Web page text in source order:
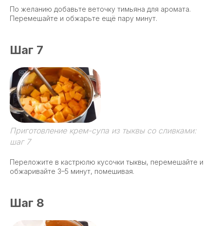
По желанию добавьте веточку тимьяна для аромата.
Перемешайте и обжарьте ещё пару минут.
Шаг 7
Приготовление крем-супа из тыквы со сливками:
шаг 7
Переложите в кастрюлю кусочки тыквы, перемешайте и
обжаривайте 3–5 минут, помешивая.
Шаг 8